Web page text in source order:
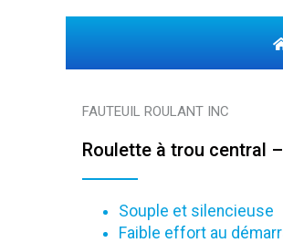
FAUTEUIL ROULANT INC
Roulette à trou central
Souple et silencieuse
Faible effort au